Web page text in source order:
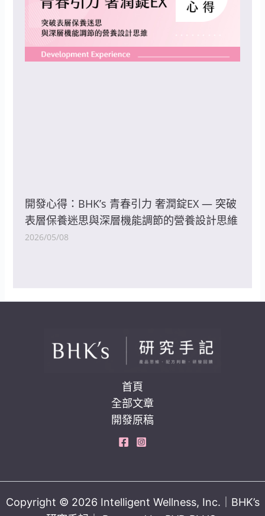
開發心得：BHK’s 青春引力 奢潤錠EX — 突破
表層保養迷思與深層機能調節的營養設計思維
2026/05/08
首頁
全部文章
開發原稿
Copyright © 2026 Intelligent Wellness, Inc.｜BHK’s